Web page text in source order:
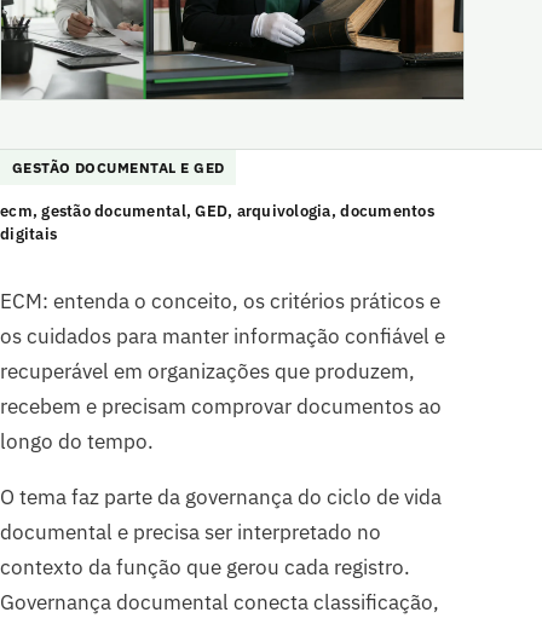
GESTÃO DOCUMENTAL E GED
ecm, gestão documental, GED, arquivologia, documentos
digitais
ECM: entenda o conceito, os critérios práticos e
os cuidados para manter informação confiável e
recuperável em organizações que produzem,
recebem e precisam comprovar documentos ao
longo do tempo.
O tema faz parte da governança do ciclo de vida
documental e precisa ser interpretado no
contexto da função que gerou cada registro.
Governança documental conecta classificação,